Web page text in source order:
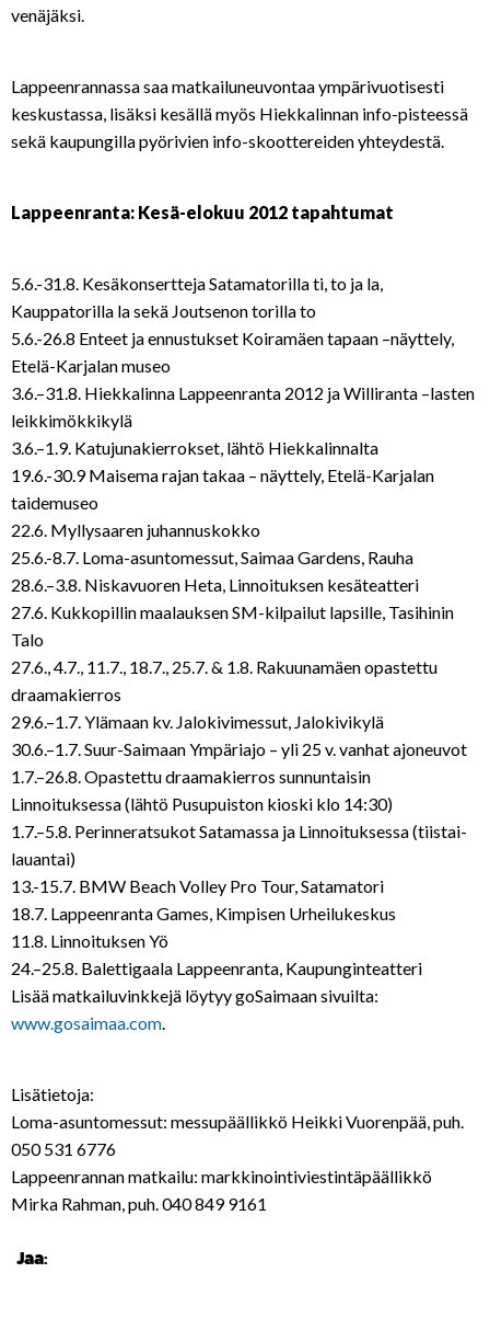
venäjäksi.
Lappeenrannassa saa matkailuneuvontaa ympärivuotisesti
keskustassa, lisäksi kesällä myös Hiekkalinnan info-pisteessä
sekä kaupungilla pyörivien info-skoottereiden yhteydestä.
Lappeenranta: Kesä-elokuu 2012 tapahtumat
5.6.-31.8. Kesäkonsertteja Satamatorilla ti, to ja la,
Kauppatorilla la sekä Joutsenon torilla to
5.6.-26.8 Enteet ja ennustukset Koiramäen tapaan –näyttely,
Etelä-Karjalan museo
3.6.–31.8. Hiekkalinna Lappeenranta 2012 ja Williranta –lasten
leikkimökkikylä
3.6.–1.9. Katujunakierrokset, lähtö Hiekkalinnalta
19.6.-30.9 Maisema rajan takaa – näyttely, Etelä-Karjalan
taidemuseo
22.6. Myllysaaren juhannuskokko
25.6.-8.7. Loma-asuntomessut, Saimaa Gardens, Rauha
28.6.–3.8. Niskavuoren Heta, Linnoituksen kesäteatteri
27.6. Kukkopillin maalauksen SM-kilpailut lapsille, Tasihinin
Talo
27.6., 4.7., 11.7., 18.7., 25.7. & 1.8. Rakuunamäen opastettu
draamakierros
29.6.–1.7. Ylämaan kv. Jalokivimessut, Jalokivikylä
30.6.–1.7. Suur-Saimaan Ympäriajo – yli 25 v. vanhat ajoneuvot
1.7.–26.8. Opastettu draamakierros sunnuntaisin
Linnoituksessa (lähtö Pusupuiston kioski klo 14:30)
1.7.–5.8. Perinneratsukot Satamassa ja Linnoituksessa (tiistai-
lauantai)
13.-15.7. BMW Beach Volley Pro Tour, Satamatori
18.7. Lappeenranta Games, Kimpisen Urheilukeskus
11.8. Linnoituksen Yö
24.–25.8. Balettigaala Lappeenranta, Kaupunginteatteri
Lisää matkailuvinkkejä löytyy goSaimaan sivuilta:
www.gosaimaa.com.
Lisätietoja:
Loma-asuntomessut: messupäällikkö Heikki Vuorenpää, puh.
050 531 6776
Lappeenrannan matkailu: markkinointiviestintäpäällikkö
Mirka Rahman, puh. 040 849 9161
Jaa: